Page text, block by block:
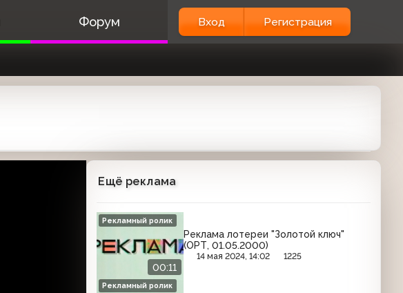
Форум Вход Регистрация
Ещё реклама
00:11
Реклама лотереи "Золотой ключ"
(ОРТ, 01.05.2000)
14 мая 2024, 14:02 1225
Рекламный ролик
Рекламный ролик